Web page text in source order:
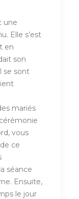
une
Elle s’est
en
son
se sont
mariés
vous
ce
séance
Ensuite,
le jour